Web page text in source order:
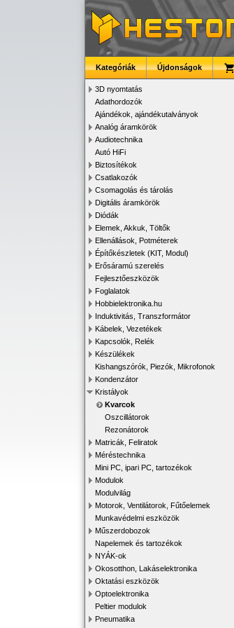
Kategóriák Újdonságok
3D nyomtatás
Adathordozók
Ajándékok, ajándékutalványok
Analóg áramkörök
Audiotechnika
Autó HiFi
Biztosítékok
Csatlakozók
Csomagolás és tárolás
Digitális áramkörök
Diódák
Elemek, Akkuk, Töltők
Ellenállások, Potméterek
Építőkészletek (KIT, Modul)
Erősáramú szerelés
Fejlesztőeszközök
Foglalatok
Hobbielektronika.hu
Induktivitás, Transzformátor
Kábelek, Vezetékek
Kapcsolók, Relék
Készülékek
Kishangszórók, Piezók, Mikrofonok
Kondenzátor
Kristályok
Kvarcok
Oszcillátorok
Rezonátorok
Matricák, Feliratok
Méréstechnika
Mini PC, ipari PC, tartozékok
Modulok
Modulvilág
Motorok, Ventilátorok, Fűtőelemek
Munkavédelmi eszközök
Műszerdobozok
Napelemek és tartozékok
NYÁK-ok
Okosotthon, Lakáselektronika
Oktatási eszközök
Optoelektronika
Peltier modulok
Pneumatika